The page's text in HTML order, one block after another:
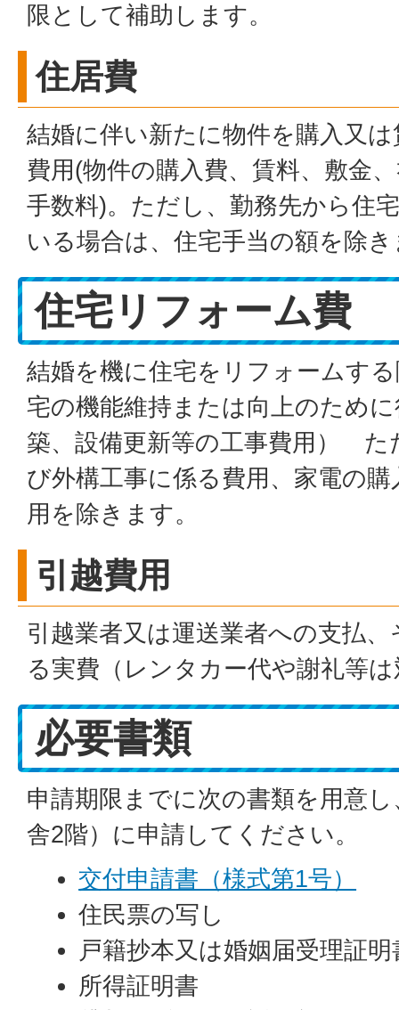
限として補助します。
住居費
結婚に伴い新たに物件を購入又
費用(物件の購入費、賃料、敷金
手数料)。ただし、勤務先から住
いる場合は、住宅手当の額を除
住宅リフォーム費
結婚を機に住宅をリフォームす
宅の機能維持または向上のため
築、設備更新等の工事費用） た
び外構工事に係る費用、家電の
用を除きます。
引越費用
引越業者又は運送業者への支払
る実費（レンタカー代や謝礼等
必要書類
申請期限までに次の書類を用意
舎2階）に申請してください。
交付申請書（様式第1号）
住民票の写し
戸籍抄本又は婚姻届受理証明
所得証明書